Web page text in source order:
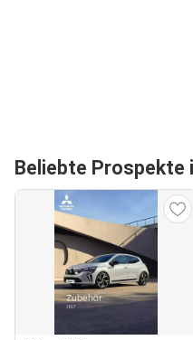
Beliebte Prospekte